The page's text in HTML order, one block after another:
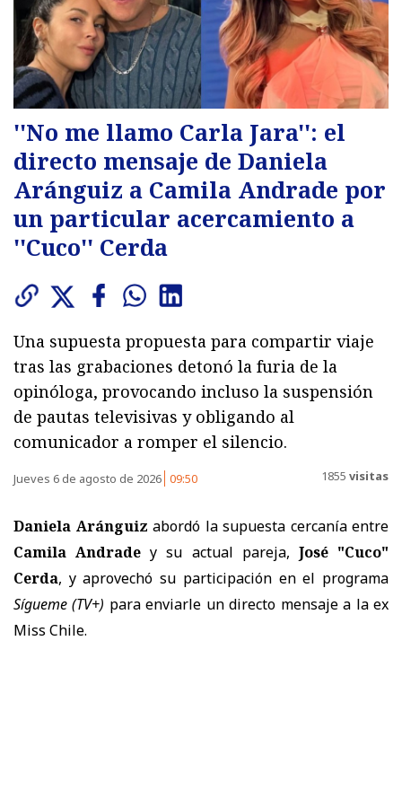
''No me llamo Carla Jara'': el
directo mensaje de Daniela
Aránguiz a Camila Andrade por
un particular acercamiento a
''Cuco'' Cerda
Una supuesta propuesta para compartir viaje
tras las grabaciones detonó la furia de la
opinóloga, provocando incluso la suspensión
de pautas televisivas y obligando al
comunicador a romper el silencio.
Jueves 6 de agosto de 2026 09:50 1855 visitas
Daniela Aránguiz abordó la supuesta cercanía entre
Camila Andrade y su actual pareja, José "Cuco"
Cerda, y aprovechó su participación en el programa
Sígueme (TV+) para enviarle un directo mensaje a la ex
Miss Chile.